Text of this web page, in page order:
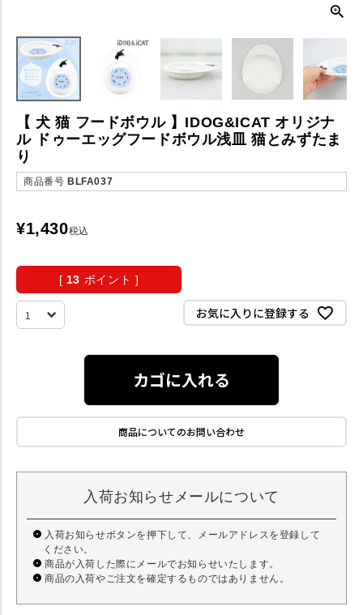
【 犬 猫 フードボウル 】IDOG&ICAT オリジナ
ル ドゥーエッグフードボウル浅皿 猫とみずたま
り
商品番号 BLFA037
¥1,430税込
[ 13 ポイント ]
お気に入りに登録する
カゴに入れる
商品についてのお問い合わせ
入荷お知らせメールについて
入荷お知らせボタンを押下して、メールアドレスを登録して
ください。
商品が入荷した際にメールでお知らせいたします。
商品の入荷やご注文を確定するものではありません。